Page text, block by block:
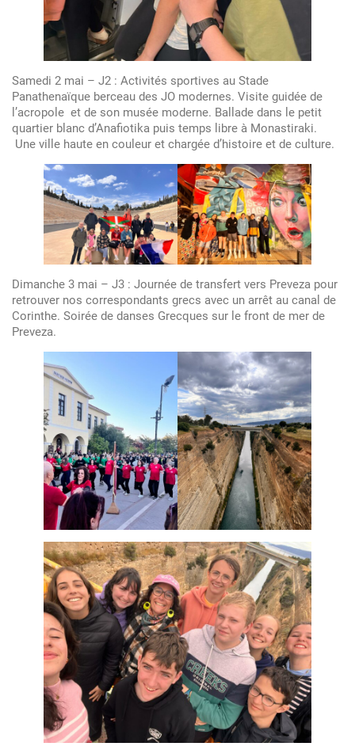
Samedi 2 mai – J2 : Activités sportives au Stade
Panathenaïque berceau des JO modernes. Visite guidée de
l’acropole et de son musée moderne. Ballade dans le petit
quartier blanc d’Anafiotika puis temps libre à Monastiraki.
Une ville haute en couleur et chargée d’histoire et de culture.
Dimanche 3 mai – J3 : Journée de transfert vers Preveza pour
retrouver nos correspondants grecs avec un arrêt au canal de
Corinthe. Soirée de danses Grecques sur le front de mer de
Preveza.